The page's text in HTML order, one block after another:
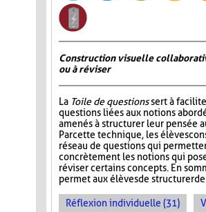
Construction visuelle
ou à réviser
La Toile de questionssert à
questions liées aux notions
amenés à structurer leur pensée
Par cette technique, les élèves
réseau de questions qui
concrètement les notions qui
réviser certains concepts. En
permet aux élèves de structurer
Réflexion individuelle (31)